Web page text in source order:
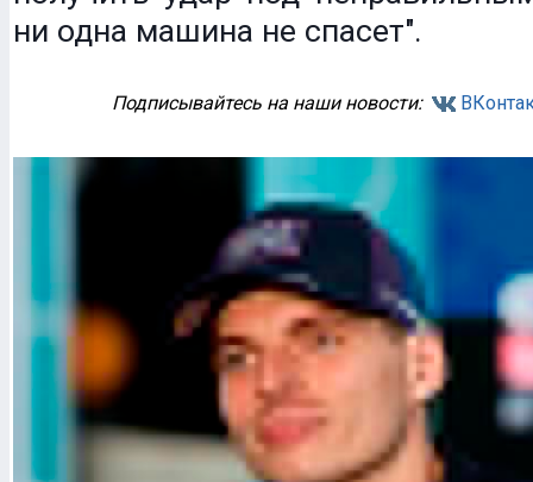
ни одна машина не спасет".
Подписывайтесь на наши новости: